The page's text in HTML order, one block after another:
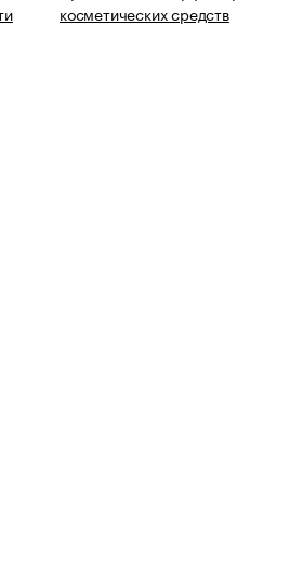
косметических средств